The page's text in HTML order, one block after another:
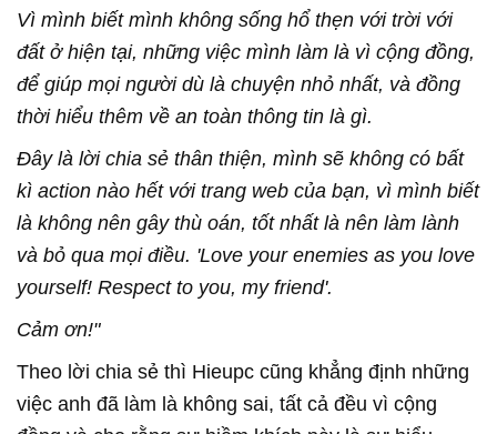
Vì mình biết mình không sống hổ thẹn với trời với
đất ở hiện tại, những việc mình làm là vì cộng đồng,
để giúp mọi người dù là chuyện nhỏ nhất, và đồng
thời hiểu thêm về an toàn thông tin là gì.
Đây là lời chia sẻ thân thiện, mình sẽ không có bất
kì action nào hết với trang web của bạn, vì mình biết
là không nên gây thù oán, tốt nhất là nên làm lành
và bỏ qua mọi điều. 'Love your enemies as you love
yourself! Respect to you, my friend'.
Cảm ơn!"
Theo lời chia sẻ thì Hieupc cũng khẳng định những
việc anh đã làm là không sai, tất cả đều vì cộng